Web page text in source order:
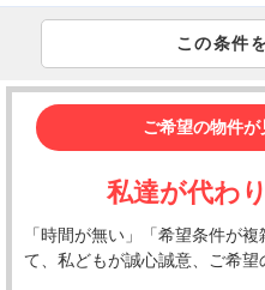
この条件
ご希望の物件が
私達が代わり
「時間が無い」「希望条件が
て、私どもが誠心誠意、ご希望